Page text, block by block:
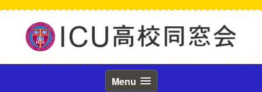
へ
Menu